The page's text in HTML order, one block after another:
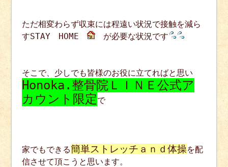
ただ相変わらず収束には程遠い状況で接触を減ら
すSTAY HOME
が必要な状況です
そこで、少しでも皆様のお役に立てればと思い
Honoka.整骨院ＬＩＮＥ公式ア
カウント限定で
家でもできる簡単ストレッチａｎｄ体操を配
信させて頂こうと思います。